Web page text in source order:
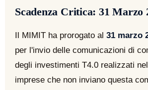
Scadenza Critica: 31 Marzo
Il MIMIT ha prorogato al 31 marzo
per l'invio delle comunicazioni di
degli investimenti T4.0 realizzati
imprese che non inviano questa